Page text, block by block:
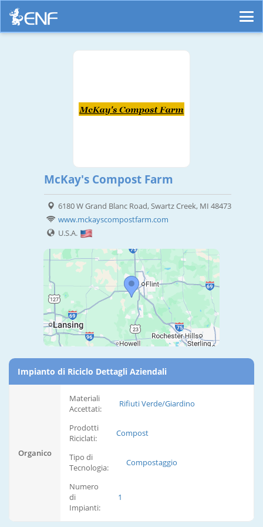
McKay's Compost Farm
6180 W Grand Blanc Road, Swartz Creek, MI 48473
www.mckayscompostfarm.com
U.S.A.
Impianto di Riciclo Dettagli Aziendali
Organico
Materiali
Accettati:
Rifiuti Verde/Giardino
Prodotti
Riciclati:
Compost
Tipo di
Tecnologia:
Compostaggio
Numero
di
Impianti:
1